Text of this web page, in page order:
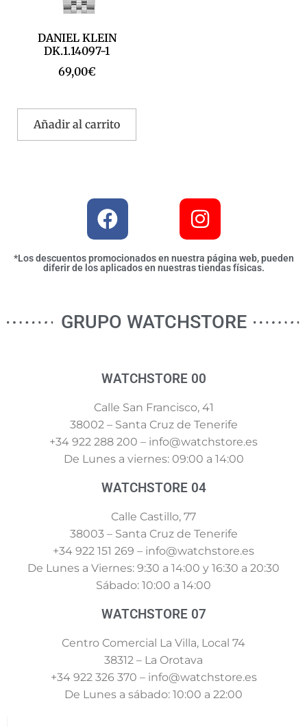
DANIEL KLEIN
DK.1.14097-1
69,00€
Añadir al carrito
*Los descuentos promocionados en nuestra página web, pueden
diferir de los aplicados en nuestras tiendas físicas.
GRUPO WATCHSTORE
WATCHSTORE 00
Calle San Francisco, 41
38002 – Santa Cruz de Tenerife
+34 922 288 200 – info@watchstore.es
De Lunes a viernes: 09:00 a 14:00
WATCHSTORE 04
Calle Castillo, 77
38003 – Santa Cruz de Tenerife
+34 922 151 269 – info@watchstore.es
De Lunes a Viernes: 9:30 a 14:00 y 16:30 a 20:30
Sábado: 10:00 a 14:00
WATCHSTORE 07
Centro Comercial La Villa, Local 74
38312 – La Orotava
+34 922 326 370 – info@watchstore.es
De Lunes a sábado: 10:00 a 22:00